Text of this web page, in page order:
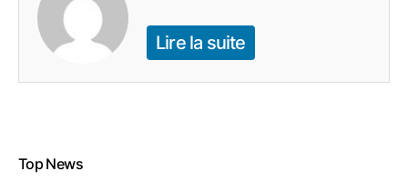
Lire la suite
Top News